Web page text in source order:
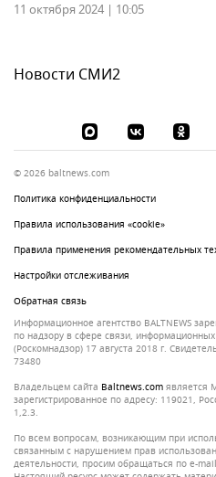
11 октября 2024 | 10:05
Новости СМИ2
© 2026 baltnews.com
Политика конфиденциальности
Правила использования «cookie»
Правила применения рекомендательных
Настройки отслеживания
Обратная связь
Информационное агентство BALTNEWS
по надзору в сфере связи,
(Роскомнадзор) 17 августа 2018 г.
73480
Владельцем сайта
baltnews.com является
зарегистрированное по адресу: 119021,
1,2.3.
По всем вопросам, возникающим при
связанным с нарушением прав
деятельности, просим обращаться по e-